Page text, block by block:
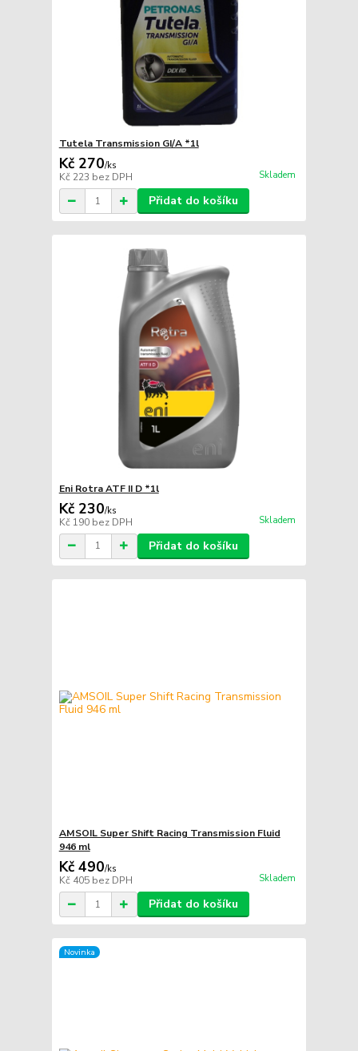
Tutela Transmission GI/A *1l
Kč 270/ks
Kč 223 bez DPH Skladem
Přidat do košíku
Eni Rotra ATF II D *1l
Kč 230/ks
Kč 190 bez DPH Skladem
Přidat do košíku
AMSOIL Super Shift Racing Transmission Fluid
946 ml
Kč 490/ks
Kč 405 bez DPH Skladem
Přidat do košíku
Novinka